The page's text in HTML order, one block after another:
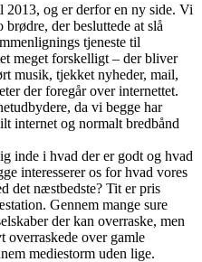
og er derfor en ny side. Vi
der besluttede at slå
tjeneste til
meget forskelligt – der bliver
musik, tjekket nyheder, mail,
der foregår over internettet.
da vi begge har
internet og normalt bredbånd
inde i hvad der er godt og hvad
interesserer os for hvad vores
det næstbedste? Tit er pris
Gennem mange sure
der kan overraske, men
overraskede over gamle
mediestorm uden lige.